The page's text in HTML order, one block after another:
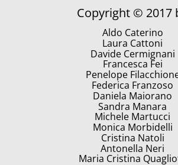
Copyright © 2017
Aldo Caterino
Laura Cattoni
Davide Cermignani
Francesca Fei
Penelope
Federica Franzoso
Daniela Maiorano
Sandra Manara
Michele Martucci
Monica Morbidelli
Cristina Natoli
Antonella Neri
Maria Cristina